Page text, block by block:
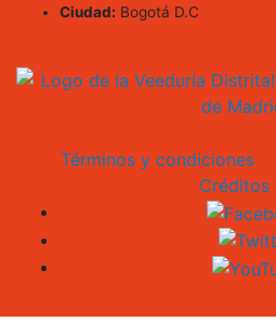
Ciudad: Bogotá D.C
Términos y condiciones
Créditos